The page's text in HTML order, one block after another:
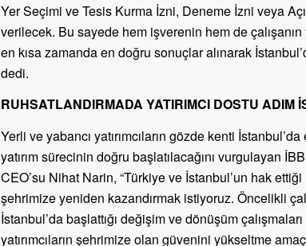
Yer Seçimi ve Tesis Kurma İzni, Deneme İzni veya
verilecek. Bu sayede hem işverenin hem de çalışanın
en kısa zamanda en doğru sonuçlar alınarak
dedi.
RUHSATLANDIRMADA YATIRIMCI DOSTU ADIM
Yerli ve yabancı yatırımcıların gözde kenti
yatırım sürecinin doğru başlatılacağını vurgulayan
CEO’su Nihat Narin, “Türkiye ve İstanbul’un hak ettiği
şehrimize yeniden kazandırmak istiyoruz. Öncelikli
İstanbul’da başlattığı değişim ve dönüşüm
yatırımcıların şehrimize olan güvenini yükseltme